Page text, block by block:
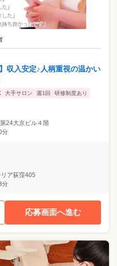
収入安定♪人柄重視の温かい
大手サロン 週1回 研修制度あり
24大京ビル４階
分
ア荻窪405
分
応募画面へ進む